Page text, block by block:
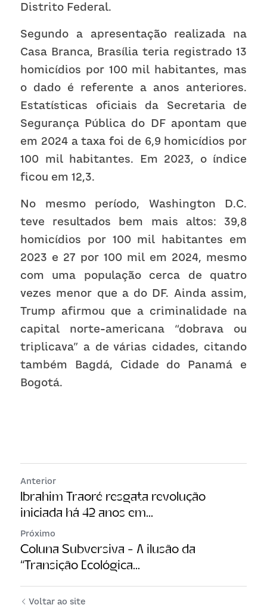
Distrito Federal.
Segundo a apresentação realizada na
Casa Branca, Brasília teria registrado 13
homicídios por 100 mil habitantes, mas
o dado é referente a anos anteriores.
Estatísticas oficiais da Secretaria de
Segurança Pública do DF apontam que
em 2024 a taxa foi de 6,9 homicídios por
100 mil habitantes. Em 2023, o índice
ficou em 12,3.
No mesmo período, Washington D.C.
teve resultados bem mais altos: 39,8
homicídios por 100 mil habitantes em
2023 e 27 por 100 mil em 2024, mesmo
com uma população cerca de quatro
vezes menor que a do DF. Ainda assim,
Trump afirmou que a criminalidade na
capital norte-americana “dobrava ou
triplicava” a de várias cidades, citando
também Bagdá, Cidade do Panamá e
Bogotá.
Anterior
Ibrahim Traoré resgata revolução
iniciada há 42 anos em...
Próximo
Coluna Subversiva - A ilusão da
“Transição Ecológica...
Voltar ao site